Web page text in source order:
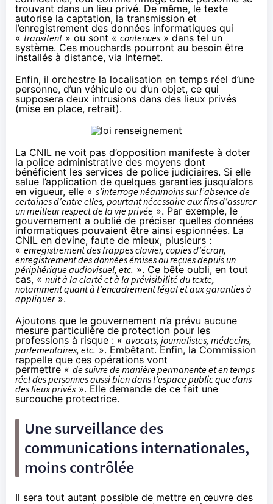
trouvant dans un lieu privé. De même, le texte
autorise la captation, la transmission et
l’enregistrement des données informatiques qui
« transitent» ou sont « contenues » dans tel un
système. Ces mouchards pourront au besoin être
installés à distance, via Internet.
Enfin, il orchestre la localisation en temps réel d’une
personne, d’un véhicule ou d’un objet, ce qui
supposera deux intrusions dans des lieux privés
(mise en place, retrait).
La CNIL ne voit pas d’opposition manifeste à doter
la police administrative des moyens dont
bénéficient les services de police judiciaires. Si elle
salue l’application de quelques garanties jusqu’alors
en vigueur, elle « s’interroge néanmoins sur l’absence de
certaines d’entre elles, pourtant nécessaire aux fins d’assurer
un meilleur respect de la vie privée ». Par exemple, le
gouvernement a oublié de préciser quelles données
informatiques pouvaient être ainsi espionnées. La
CNIL en devine, faute de mieux, plusieurs :
« enregistrement des frappes clavier, copies d’écran,
enregistrement des données émises ou reçues depuis un
périphérique audiovisuel, etc. ». Ce bête oubli, en tout
cas, « nuit à la clarté et à la prévisibilité du texte,
notamment quant à l’encadrement légal et aux garanties à
appliquer».
Ajoutons que le gouvernement n’a prévu aucune
mesure particulière de protection pour les
professions à risque : «avocats, journalistes, médecins,
parlementaires, etc.». Embêtant. Enfin, la Commission
rappelle que ces opérations vont
permettre « desuivre de manière permanente et en temps
réel des personnes aussi bien dans l’espace public que dans
des lieux privés ». Elle demande de ce fait une
surcouche protectrice.
Une surveillance des
communications internationales,
moins contrôlée
Il sera tout autant possible de mettre en œuvre des